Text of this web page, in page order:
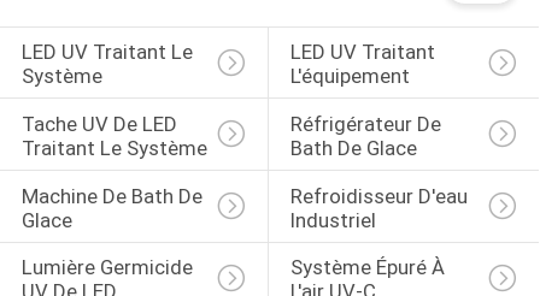
LED UV Traitant Le
Système
LED UV Traitant
L'équipement
Tache UV De LED
Traitant Le Système
Réfrigérateur De
Bath De Glace
Machine De Bath De
Glace
Refroidisseur D'eau
Industriel
Lumière Germicide
Système Épuré À